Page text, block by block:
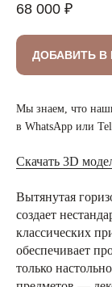
68 000 ₽
ДОБАВИТЬ В
Мы знаем, что
в WhatsApp или
Скачать 3D
Вытянутая
создает
классических
обеспечивает
только